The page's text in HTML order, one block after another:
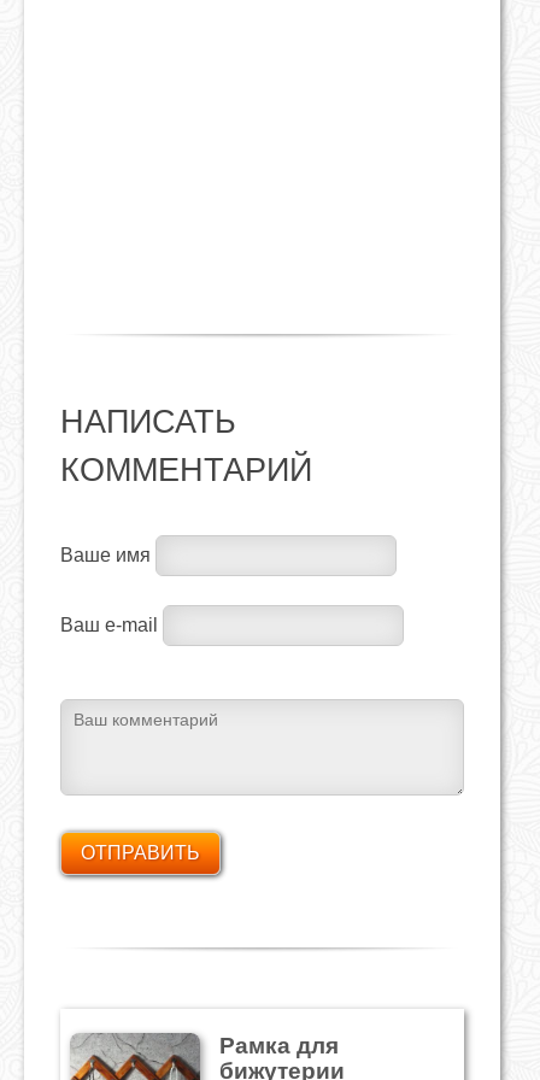
НАПИСАТЬ
КОММЕНТАРИЙ
Ваше имя
Ваш e-mail
Рамка для
бижутерии